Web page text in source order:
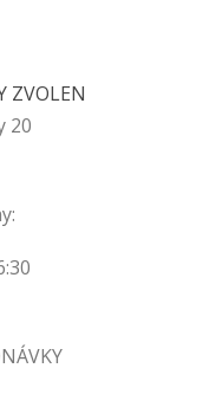
ZVOLEN
20